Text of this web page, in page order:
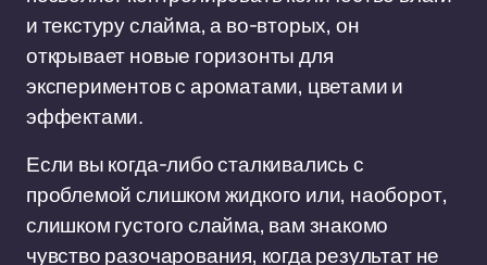
и текстуру слайма, а во-вторых, он
открывает новые горизонты для
экспериментов с ароматами, цветами и
эффектами.
Если вы когда-либо сталкивались с
проблемой слишком жидкого или, наоборот,
слишком густого слайма, вам знакомо
чувство разочарования, когда результат не